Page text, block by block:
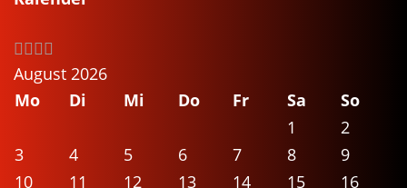
August 2026
Mo
Di Mi Do Fr Sa
So
1
2
3
4 5 6 7 8
9
10
11 12 13 14 15 16